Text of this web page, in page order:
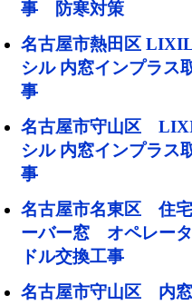
事 防寒対策
名古屋市熱田区
シル 内窓インプラス
事
名古屋市守山区
シル 内窓インプラス
事
名古屋市名東区 住
ーバー窓 オペレー
ドル交換工事
名古屋市守山区 内